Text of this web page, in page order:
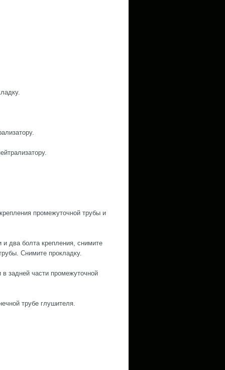
промежуточной трубы и
и два болта крепления, снимите
Снимите прокладку.
задней части промежуточной
трубе глушителя.